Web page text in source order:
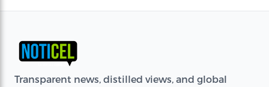
Transparent news, distilled views, and global